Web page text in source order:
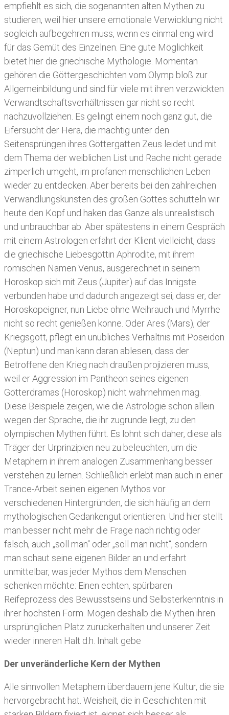
empfiehlt es sich, die sogenannten alten Mythen zu
studieren, weil hier unsere emotionale Verwicklung nicht
sogleich aufbegehren muss, wenn es einmal eng wird
für das Gemüt des Einzelnen. Eine gute Möglichkeit
bietet hier die griechische Mythologie. Momentan
gehören die Göttergeschichten vom Olymp bloß zur
Allgemeinbildung und sind für viele mit ihren verzwickten
Verwandtschaftsverhältnissen gar nicht so recht
nachzuvollziehen. Es gelingt einem noch ganz gut, die
Eifersucht der Hera, die mächtig unter den
Seitensprüngen ihres Göttergatten Zeus leidet und mit
dem Thema der weiblichen List und Rache nicht gerade
zimperlich umgeht, im profanen menschlichen Leben
wieder zu entdecken. Aber bereits bei den zahlreichen
Verwandlungskünsten des großen Gottes schütteln wir
heute den Kopf und haken das Ganze als unrealistisch
und unbrauchbar ab. Aber spätestens in einem Gespräch
mit einem Astrologen erfährt der Klient vielleicht, dass
die griechische Liebesgöttin Aphrodite, mit ihrem
römischen Namen Venus, ausgerechnet in seinem
Horoskop sich mit Zeus (Jupiter) auf das Innigste
verbunden habe und dadurch angezeigt sei, dass er, der
Horoskopeigner, nun Liebe ohne Weihrauch und Myrrhe
nicht so recht genießen könne. Oder Ares (Mars), der
Kriegsgott, pflegt ein unübliches Verhältnis mit Poseidon
(Neptun) und man kann daran ablesen, dass der
Betroffene den Krieg nach draußen projizieren muss,
weil er Aggression im Pantheon seines eigenen
Götterdramas (Horoskop) nicht wahrnehmen mag.
Diese Beispiele zeigen, wie die Astrologie schon allein
wegen der Sprache, die ihr zugrunde liegt, zu den
olympischen Mythen führt. Es lohnt sich daher, diese als
Träger der Urprinzipien neu zu beleuchten, um die
Metaphern in ihrem analogen Zusammenhang besser
verstehen zu lernen. Schließlich erlebt man auch in einer
Trance-Arbeit seinen eigenen Mythos vor
verschiedenen Hintergründen, die sich häufig an dem
mythologischen Gedankengut orientieren. Und hier stellt
man besser nicht mehr die Frage nach richtig oder
falsch, auch „soll man“ oder „soll man nicht“, sondern
man schaut seine eigenen Bilder an und erfährt
unmittelbar, was jeder Mythos dem Menschen
schenken möchte: Einen echten, spürbaren
Reifeprozess des Bewusstseins und Selbsterkenntnis in
ihrer höchsten Form. Mögen deshalb die Mythen ihren
ursprünglichen Platz zurückerhalten und unserer Zeit
wieder inneren Halt d.h. Inhalt gebe
Der unveränderliche Kern der Mythen
Alle sinnvollen Metaphern überdauern jene Kultur, die sie
hervorgebracht hat. Weisheit, die in Geschichten mit